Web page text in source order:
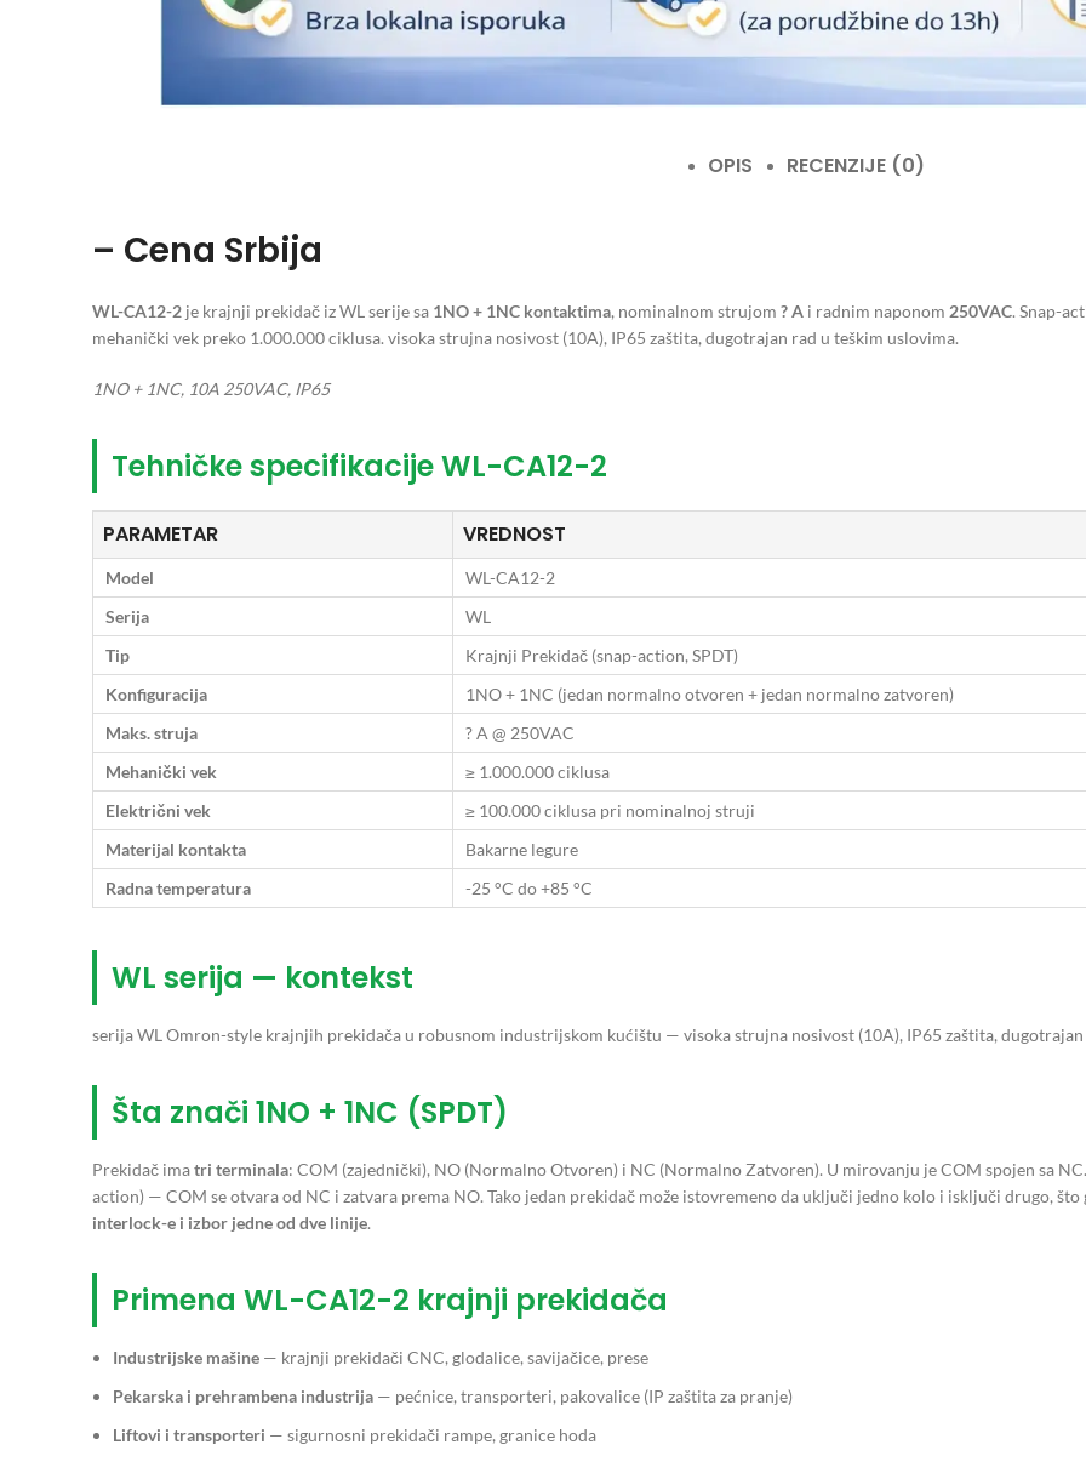
OPIS RECENZIJE (0)
– Cena Srbija
WL-CA12-2 je krajnji prekidač iz WL serije sa 1NO + 1NC kontaktima, nominalnom strujom ? A i radnim naponom 250VAC. Snap-
mehanički vek preko 1.000.000 ciklusa. visoka strujna nosivost (10A), IP65 zaštita, dugotrajan rad u teškim uslovima.
1NO + 1NC, 10A 250VAC, IP65
Tehničke specifikacije WL-CA12-2
PARAMETAR VREDNOST
Model
WL-CA12-2
Serija
WL
Tip
Krajnji Prekidač (snap-action, SPDT)
Konfiguracija
1NO + 1NC (jedan normalno otvoren + jedan normalno zatvoren)
Maks. struja
? A @ 250VAC
Mehanički vek
≥ 1.000.000 ciklusa
Električni vek
≥ 100.000 ciklusa pri nominalnoj struji
Materijal kontakta
Bakarne legure
Radna temperatura
-25 °C do +85 °C
WL serija — kontekst
serija WL Omron-style krajnjih prekidača u robusnom industrijskom kućištu — visoka strujna nosivost (10A), IP65 zaštita,
Šta znači 1NO + 1NC (SPDT)
Prekidač imatri terminala: COM (zajednički), NO (Normalno Otvoren) i NC (Normalno Zatvoren). U mirovanju je COM spojen sa
action) — COM se otvara od NC i zatvara prema NO. Tako jedan prekidač može istovremeno da uključi jedno kolo i isključi drugo, što
interlock-e i izbor jedne od dve linije.
Primena WL-CA12-2 krajnji prekidača
Industrijske mašine — krajnji prekidači CNC, glodalice, savijačice, prese
Pekarska i prehrambena industrija — pećnice, transporteri, pakovalice (IP zaštita za pranje)
Liftovi i transporteri — sigurnosni prekidači rampe, granice hoda